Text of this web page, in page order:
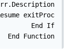
exitProc
    End If
End Function